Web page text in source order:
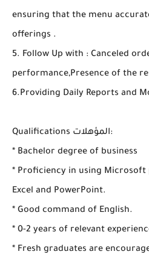
ensuring that the menu
offerings .
5. Follow Up with : Canceled
performance,Presence of the
6.Providing Daily Reports and
Qualifications المؤهلات:
* Bachelor degree of business
* Proficiency in using
Excel and PowerPoint.
* Good command of English.
* 0-2 years of relevant
* Fresh graduates are